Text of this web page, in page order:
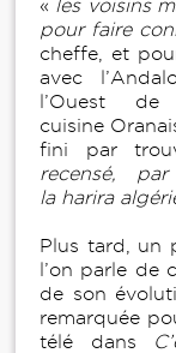
« les voisins
pour faire
cheffe, et
avec
l’Ouest
cuisine
fini par
recensé,
la harira
Plus tard, un
l’on parle de
de son
remarquée
télé dans